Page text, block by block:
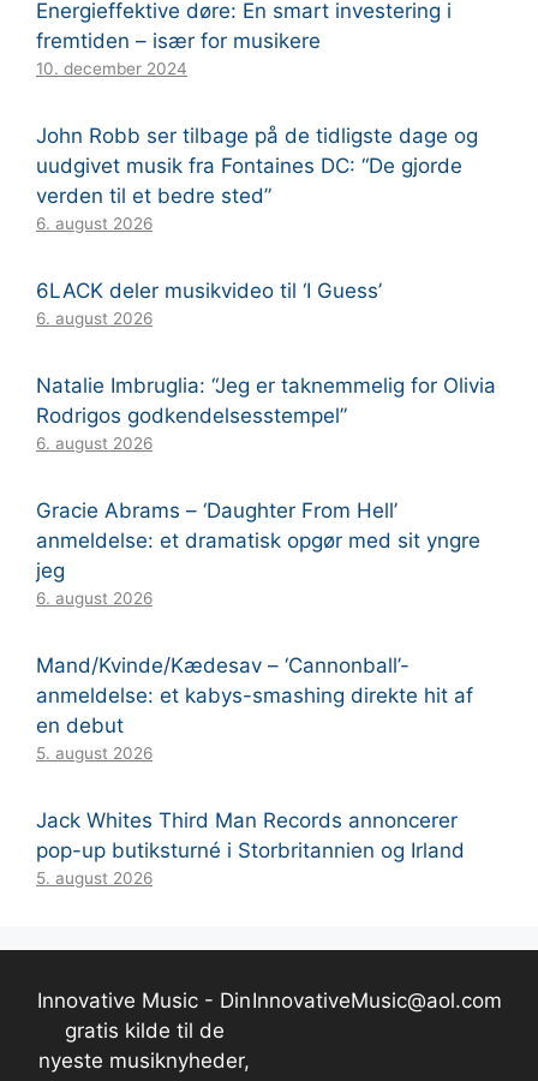
Energieffektive døre: En smart investering i
fremtiden – især for musikere
10. december 2024
John Robb ser tilbage på de tidligste dage og
uudgivet musik fra Fontaines DC: “De gjorde
verden til et bedre sted”
6. august 2026
6LACK deler musikvideo til ‘I Guess’
6. august 2026
Natalie Imbruglia: “Jeg er taknemmelig for Olivia
Rodrigos godkendelsesstempel”
6. august 2026
Gracie Abrams – ‘Daughter From Hell’
anmeldelse: et dramatisk opgør med sit yngre
jeg
6. august 2026
Mand/Kvinde/Kædesav – ‘Cannonball’-
anmeldelse: et kabys-smashing direkte hit af
en debut
5. august 2026
Jack Whites Third Man Records annoncerer
pop-up butiksturné i Storbritannien og Irland
5. august 2026
Innovative Music - Din
gratis kilde til de
nyeste musiknyheder,
InnovativeMusic@aol.com